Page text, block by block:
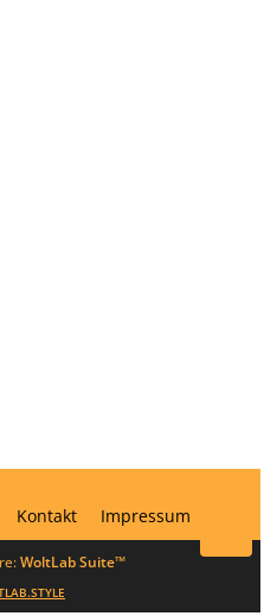
Kontakt Impressum
WoltLab Suite™